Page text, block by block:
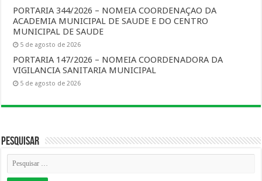
PORTARIA 344/2026 – NOMEIA COORDENAÇAO DA
ACADEMIA MUNICIPAL DE SAUDE E DO CENTRO
MUNICIPAL DE SAUDE
5 de agosto de 2026
PORTARIA 147/2026 – NOMEIA COORDENADORA DA
VIGILANCIA SANITARIA MUNICIPAL
5 de agosto de 2026
Pesquisar